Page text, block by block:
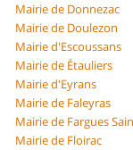
Mairie de Donnezac
Mairie de Doulezon
Mairie d'Escoussans
Mairie de Étauliers
Mairie d'Eyrans
Mairie de Faleyras
Mairie de Fargues
Mairie de Floirac